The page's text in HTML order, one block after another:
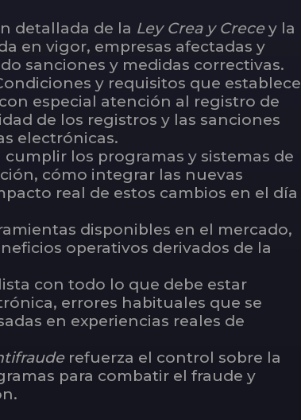
detallada de la Ley Crea y Crecey la
en vigor, empresas afectadas y
sanciones y medidas correctivas.
y requisitos que establece
especial atención al registro de
de los registros y las sanciones
electrónicas.
cumplir los programas y sistemas de
cómo integrar las nuevas
real de estos cambios en el día
disponibles en el mercado,
operativos derivados de la
con todo lo que debe estar
errores habituales que se
en experiencias reales de
refuerza el control sobre la
para combatir el fraude y